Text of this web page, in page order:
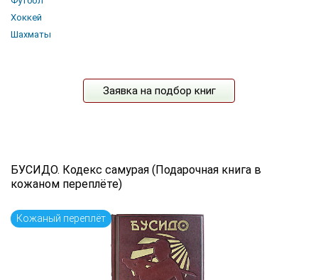
Язык книги
...
по цене по дате поступления (новинки)
Хоккей
Шахматы
Заявка на подбор книг
БУСИДО. Кодекс самурая (Подарочная книга в
кожаном переплёте)
Кожаный переплёт